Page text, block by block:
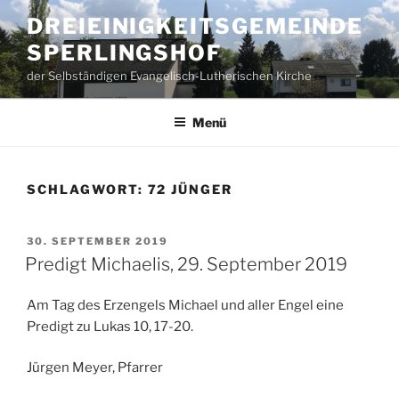
Zum
Inhalt
springen
DREIEINIGKEITSGEMEINDE
SPERLINGSHOF
der Selbständigen Evangelisch-Lutherischen Kirche
Menü
SCHLAGWORT: 72 JÜNGER
VERÖFFENTLICHT
AM
30. SEPTEMBER 2019
Predigt Michaelis, 29. September 2019
Am Tag des Erzengels Michael und aller Engel eine
Predigt zu Lukas 10, 17-20.
Jürgen Meyer, Pfarrer